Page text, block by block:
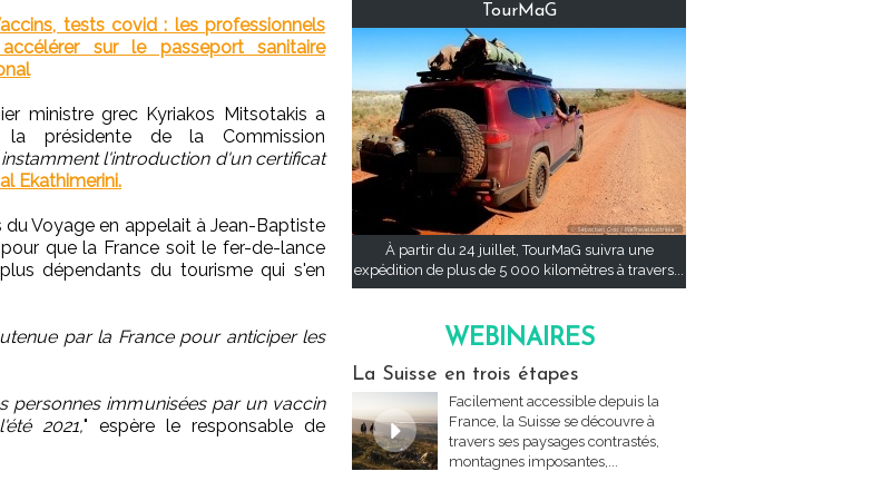
tests covid : les professionnels
sur le passeport sanitaire
ministre grec Kyriakos Mitsotakis a
présidente de la Commission
l'introduction d'un certificat
Ekathimerini.
du Voyage en appelait à Jean-Baptiste
que la France soit le fer-de-lance
dépendants du tourisme qui s'en
par la France pour anticiper les
personnes immunisées par un vaccin
2021," espère le responsable de
TourMaG
À partir du 24 juillet, TourMaG suivra une
expédition de plus de 5 000 kilomètres à travers...
WEBINAIRES
La Suisse en trois étapes
Facilement accessible depuis la
France, la Suisse se découvre à
travers ses paysages contrastés,
montagnes imposantes,...